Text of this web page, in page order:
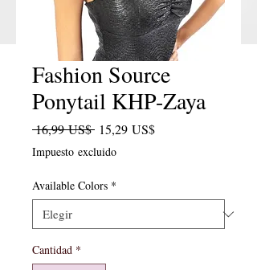
Fashion Source
Ponytail KHP-Zaya
16,99 US$ Precio
15,29 US$Precio de oferta
Impuesto excluido
Available Colors *
Cantidad *